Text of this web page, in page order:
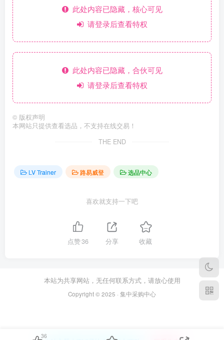
此处内容已隐藏，核心可见
请登录后查看特权
此处内容已隐藏，合伙可见
请登录后查看特权
© 版权声明
本网站只提供查看选品，不支持在线交易！
THE END
LV Trainer 路易威登 选品中心
喜欢就支持一下吧
点赞36 分享 收藏
本站为共享网站，无任何联系方式，请放心使用
Copyright © 2025 · 集中采购中心
36